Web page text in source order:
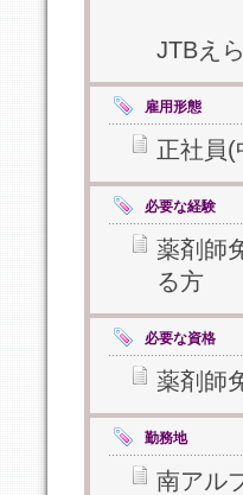
施
JTBえ
雇用形態
正社員(
必要な経験
薬剤師
る方
必要な資格
薬剤師
勤務地
南アル